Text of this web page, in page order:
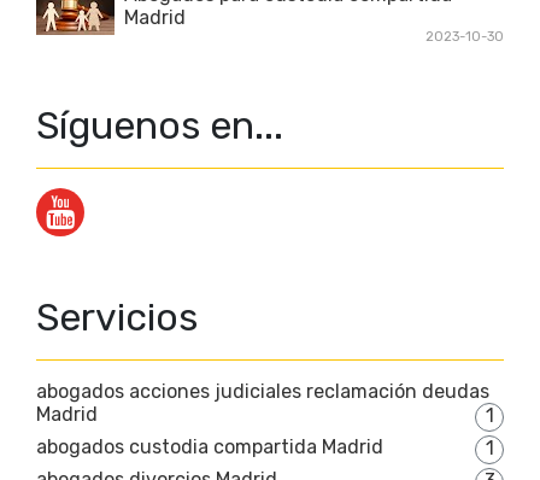
Madrid
2023-10-30
Síguenos en...
Servicios
abogados acciones judiciales reclamación deudas
Madrid
1
abogados custodia compartida Madrid
1